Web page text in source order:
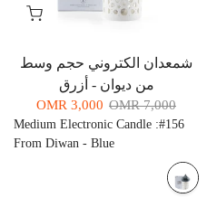
شمعدان الكتروني حجم وسط
من ديوان - أزرق
7,000 OMR
3,000 OMR
#156
:
Medium Electronic Candle
From Diwan - Blue